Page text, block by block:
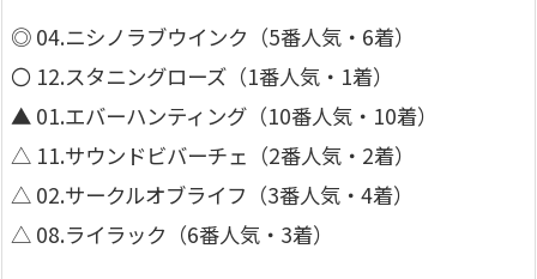
◎ 04.ニシノラブウインク（5番人気・6着）
〇 12.スタニングローズ（1番人気・1着）
▲ 01.エバーハンティング（10番人気・10着）
△ 11.サウンドビバーチェ（2番人気・2着）
△ 02.サークルオブライフ（3番人気・4着）
△ 08.ライラック（6番人気・3着）